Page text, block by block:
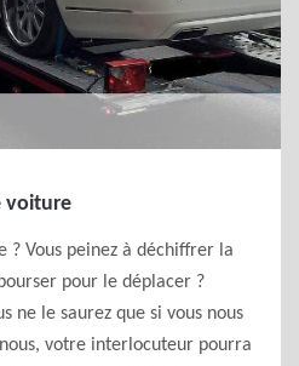
voiture
? Vous peinez à déchiffrer la
pour le déplacer ?
ne le saurez que si vous nous
votre interlocuteur pourra